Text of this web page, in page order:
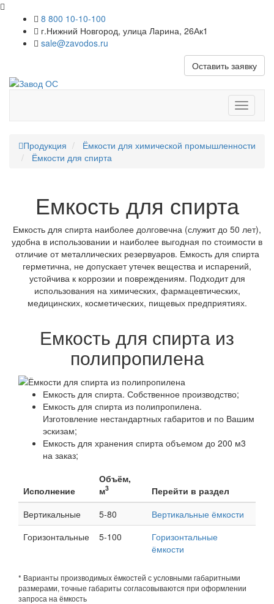
8 800 10-10-100
г.Нижний Новгород, улица Ларина, 26Ак1
sale@zavodos.ru
Оставить заявку
меню
Продукция
Ёмкости для химической промышленности
Ёмкости для спирта
Емкость для спирта
Емкость для спирта наиболее долговечна (служит до 50 лет),
удобна в использовании и наиболее выгодная по стоимости в
отличие от металлических резервуаров. Емкость для спирта
герметична, не допускает утечек вещества и испарений,
устойчива к коррозии и повреждениям. Подходит для
использования на химических, фармацевтических,
медицинских, косметических, пищевых предприятиях.
Емкость для спирта из
полипропилена
Емкость для спирта. Собственное производство;
Емкость для спирта из полипропилена.
Изготовление нестандартных габаритов и по Вашим
эскизам;
Емкость для хранения спирта объемом до 200 м3
на заказ;
Исполнение
Объём,
м3
Перейти в раздел
Вертикальные
5-80
Вертикальные ёмкости
Горизонтальные
5-100
Горизонтальные
ёмкости
* Варианты производимых ёмкостей с условными габаритными
размерами, точные габариты согласовываются при оформлении
запроса на ёмкость